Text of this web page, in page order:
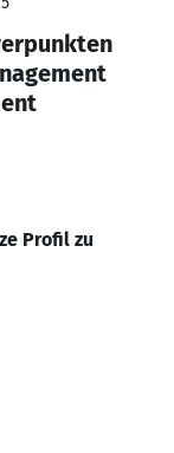
Profil zu